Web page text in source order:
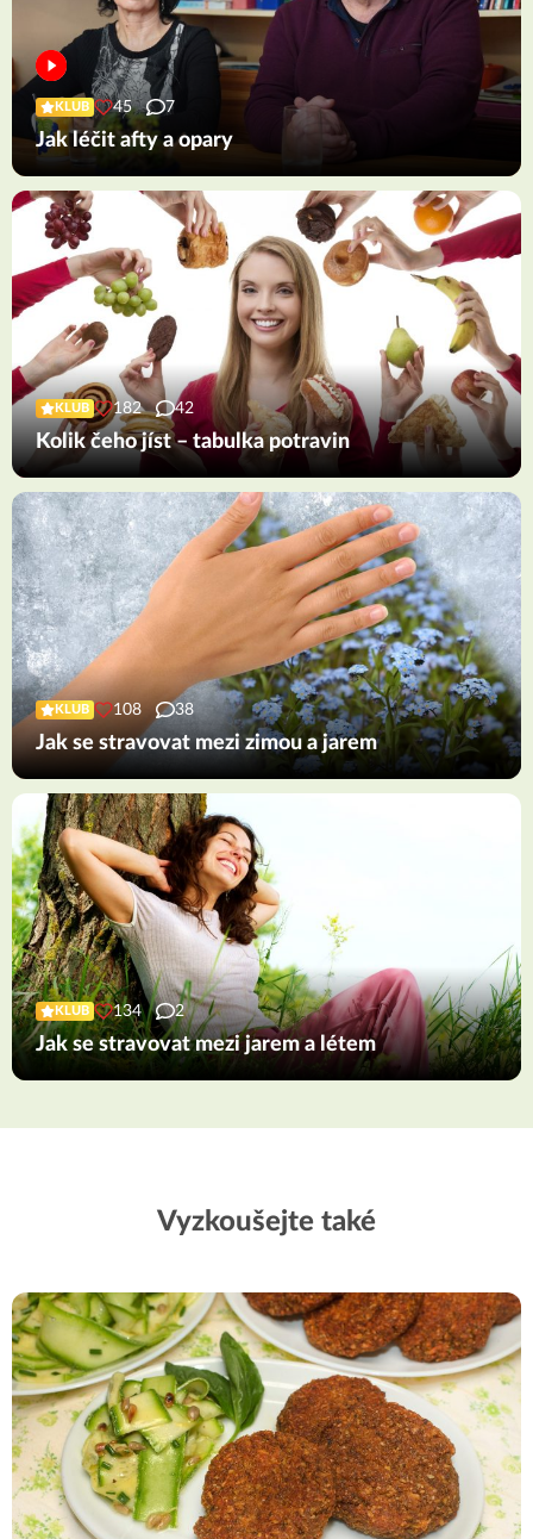
KLUB 45 7
Jak léčit afty a opary
KLUB 182 42
Kolik čeho jíst – tabulka potravin
KLUB 108 38
Jak se stravovat mezi zimou a jarem
KLUB 134 2
Jak se stravovat mezi jarem a létem
Vyzkoušejte také